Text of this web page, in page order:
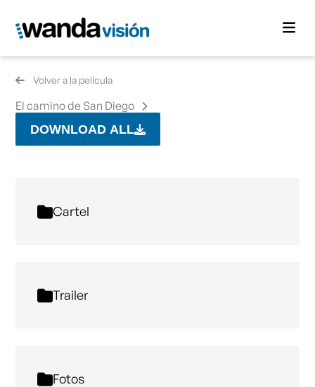
Volver a la película
El camino de San Diego
DOWNLOAD ALL
Cartel
Trailer
Fotos